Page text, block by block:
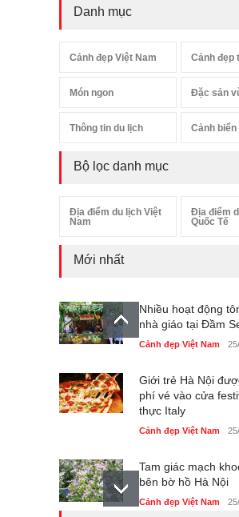
Danh mục
Cảnh đẹp Việt Nam Cảnh đẹp
Món ngon Đặc sản
Thông tin du lịch Cảnh biển
Bộ lọc danh mục
Địa điểm du lịch Việt
Nam
Địa điểm
Quốc Tế
Mới nhất
Nhiều hoạt động
nhà giáo tại Đầm
Cảnh đẹp Việt Nam
Giới trẻ Hà Nội
phí vé vào cửa
thực Italy
Cảnh đẹp Việt Nam
Tam giác mạch
bên bờ hồ Hà Nội
Cảnh đẹp Việt Nam